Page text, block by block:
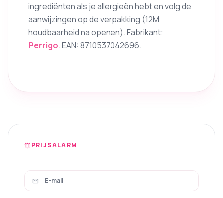
ingrediënten als je allergieën hebt en volg de
aanwijzingen op de verpakking (12M
houdbaarheid na openen). Fabrikant:
Perrigo. EAN: 8710537042696.
notifications_activePRIJSALARM
mail